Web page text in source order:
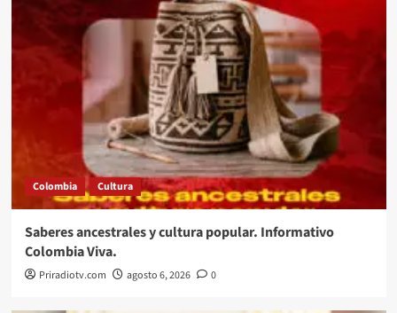
Colombia Cultura
Saberes ancestrales y cultura popular. Informativo
Colombia Viva.
Priradiotv.com agosto 6, 2026 0